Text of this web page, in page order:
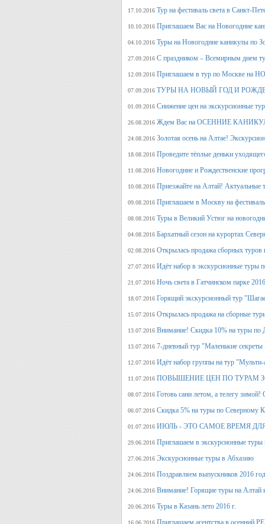
17.10.2016 Тур на фестиваль света в Санкт-
10.10.2016 Приглашаем Вас на Новогодние
04.10.2016 Туры на Новогодние каникулы по
27.09.2016 С праздником – Всемирным днем
12.09.2016 Приглашаем в тур по Москве на
07.09.2016 ТУРЫ НА НОВЫЙ ГОД И
01.09.2016 Снижение цен на экскурсионные
26.08.2016 Ждем Вас на ОСЕННИЕ
24.08.2016 Золотая осень на Алтае!
18.08.2016 Проведите тёплые деньки
11.08.2016 Новогодние и Рождественские
10.08.2016 Приезжайте на Алтай! Актуальные
09.08.2016 Приглашаем в Москву на
08.08.2016 Туры в Великий Устюг на
04.08.2016 Бархатный сезон на курортах
02.08.2016 Открылась продажа сборных туров
27.07.2016 Идёт набор в экскурсионные туры
21.07.2016 Ночь света в Гатчинском парке
18.07.2016 Горящий экскурсионный тур
15.07.2016 Открылась продажа на сборные
13.07.2016 Внимание! Скидка 10% на туры по
13.07.2016 7-дневный тур "Маленькие
12.07.2016 Идёт набор группы на тур
11.07.2016 ПОВЫШЕНИЕ ЦЕН ПО ТУРАМ
08.07.2016 Готовь сани летом, а
06.07.2016 Скидка 5% на туры по Северному
01.07.2016 ИЮЛЬ - ЭТО САМОЕ ВРЕМЯ
29.06.2016 Приглашаем в экскурсионные
27.06.2016 Экскурсионные туры в Абхазию
24.06.2016 Поздравляем выпускников
24.06.2016 Внимание! Горящие туры на Алтай
20.06.2016 Туры в Казань лето 2016 г.
16.06.2016 Приглашаем агентства в